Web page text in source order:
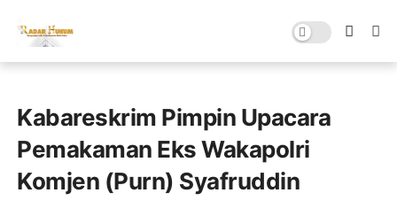
Kabareskrim Pimpin Upacara
Pemakaman Eks Wakapolri
Komjen (Purn) Syafruddin